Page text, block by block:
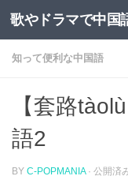
コンテンツへスキ
知って便利な中国語
【套路
語2
BY C-POPMANIA · 公開済